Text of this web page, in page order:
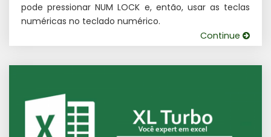
pode pressionar NUM LOCK e, então, usar as teclas
numéricas no teclado numérico.
Continue